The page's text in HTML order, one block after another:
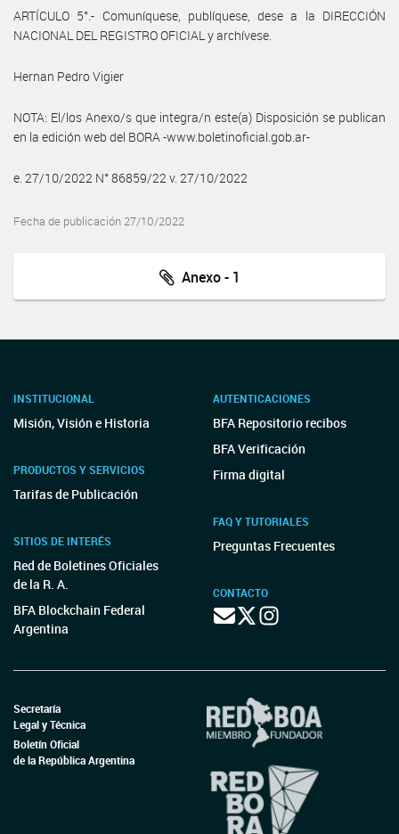
ARTÍCULO 5°.- Comuníquese, publíquese, dese a la DIRECCIÓN
NACIONAL DEL REGISTRO OFICIAL y archívese.
Hernan Pedro Vigier
NOTA: El/los Anexo/s que integra/n este(a) Disposición se publican
en la edición web del BORA -www.boletinoficial.gob.ar-
e. 27/10/2022 N° 86859/22 v. 27/10/2022
Fecha de publicación 27/10/2022
Anexo - 1
INSTITUCIONAL
Misión, Visión e Historia
PRODUCTOS Y SERVICIOS
Tarifas de Publicación
SITIOS DE INTERÉS
Red de Boletines Oficiales
de la R. A.
BFA Blockchain Federal
Argentina
AUTENTICACIONES
BFA Repositorio recibos
BFA Verificación
Firma digital
FAQ Y TUTORIALES
Preguntas Frecuentes
CONTACTO
Secretaría
Legal y Técnica
Boletín Oficial
de la República Argentina